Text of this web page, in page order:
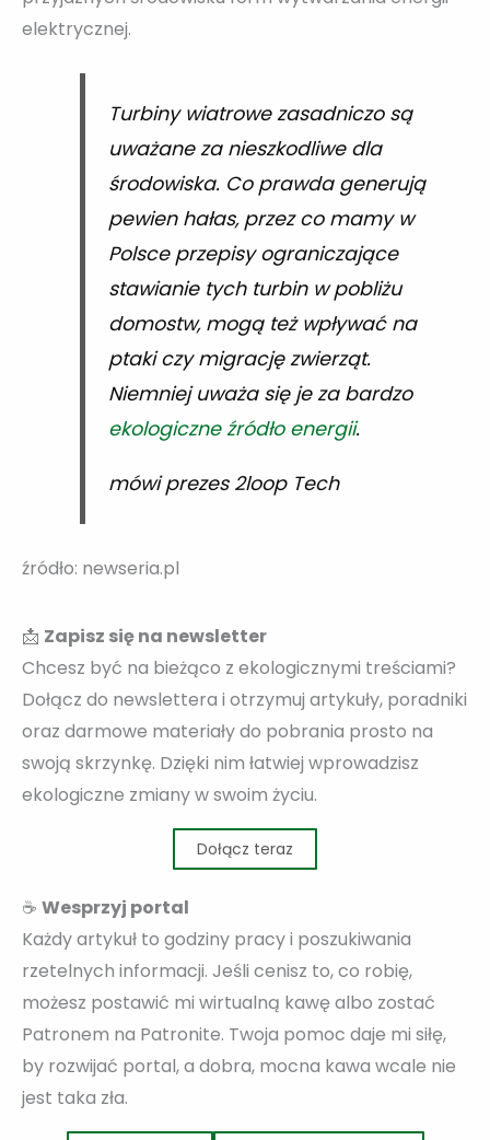
elektrycznej.
Turbiny wiatrowe zasadniczo są
uważane za nieszkodliwe dla
środowiska. Co prawda generują
pewien hałas, przez co mamy w
Polsce przepisy ograniczające
stawianie tych turbin w pobliżu
domostw, mogą też wpływać na
ptaki czy migrację zwierząt.
Niemniej uważa się je za bardzo
ekologiczne źródło energii.
mówi prezes 2loop Tech
źródło: newseria.pl
📩 Zapisz się na newsletter
Chcesz być na bieżąco z ekologicznymi treściami?
Dołącz do newslettera i otrzymuj artykuły, poradniki
oraz darmowe materiały do pobrania prosto na
swoją skrzynkę. Dzięki nim łatwiej wprowadzisz
ekologiczne zmiany w swoim życiu.
Dołącz teraz
☕ Wesprzyj portal
Każdy artykuł to godziny pracy i poszukiwania
rzetelnych informacji. Jeśli cenisz to, co robię,
możesz postawić mi wirtualną kawę albo zostać
Patronem na Patronite. Twoja pomoc daje mi siłę,
by rozwijać portal, a dobra, mocna kawa wcale nie
jest taka zła.